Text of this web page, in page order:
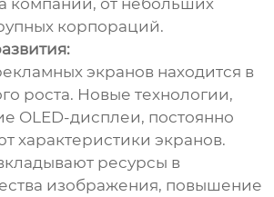
корпораций.
экранов находится в
роста. Новые технологии,
OLED-дисплеи, постоянно
характеристики экранов.
ресурсы в
изображения, повышение